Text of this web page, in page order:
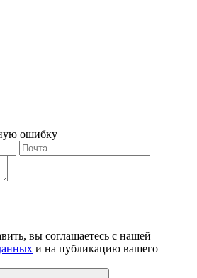
ошибку
вы соглашаетесь с нашей
и на публикацию вашего